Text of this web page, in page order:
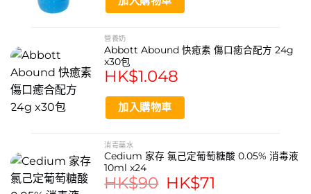
營養奶
Abbott Abound 快癒素 傷口癒合配方 24g
x30包
HK$1.048
加入購物車
消毒藥水
Cedium 家存 氯己定葡萄糖酸 0.05% 消毒液
10ml x24
HK$90
Original
price
HK$71